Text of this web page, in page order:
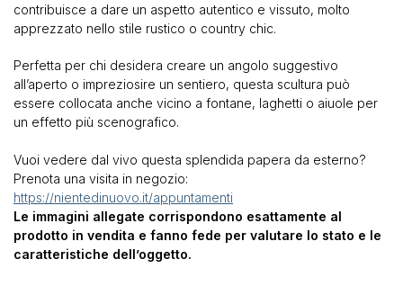
contribuisce a dare un aspetto autentico e vissuto, molto
apprezzato nello stile rustico o country chic.
Perfetta per chi desidera creare un angolo suggestivo
all’aperto o impreziosire un sentiero, questa scultura può
essere collocata anche vicino a fontane, laghetti o aiuole per
un effetto più scenografico.
Vuoi vedere dal vivo questa splendida papera da esterno?
Prenota una visita in negozio:
https://nientedinuovo.it/appuntamenti
Le immagini allegate corrispondono esattamente al
prodotto in vendita e fanno fede per valutare lo stato e le
caratteristiche dell’oggetto.